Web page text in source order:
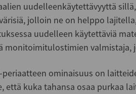
uudelleenkäytettävyyttä
jolloin ne on helppo
uudelleen käytettäviä
monitoimitulostimien valmistaja,
periaatteen ominaisuus on
että kuka tahansa osaa purkaa